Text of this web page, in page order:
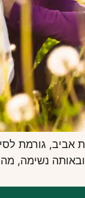
גורמת
נשימה,